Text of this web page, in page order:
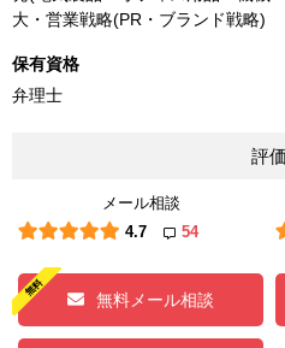
大・営業戦略(PR・ブランド戦略)
保有資格
弁理士
評価
メール相談
4.7
54
無料メール相談